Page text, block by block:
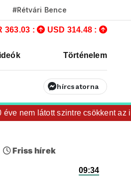
#Rétvári Bence
363.03 : USD 314.48 :
Történelem
hírcsatorna
látott szintre csökkent az
Friss hírek
09:34